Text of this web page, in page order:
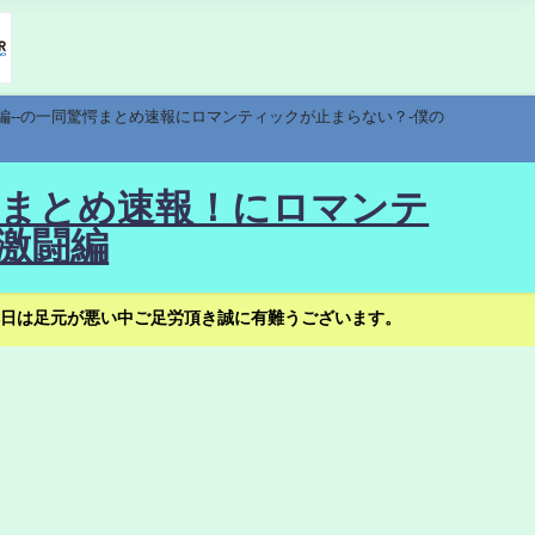
の一同驚愕まとめ速報にロマンティックが止まらない？-僕の
とめ速報！にロマンテ
闘編
足元が悪い中ご足労頂き誠に有難うございます。